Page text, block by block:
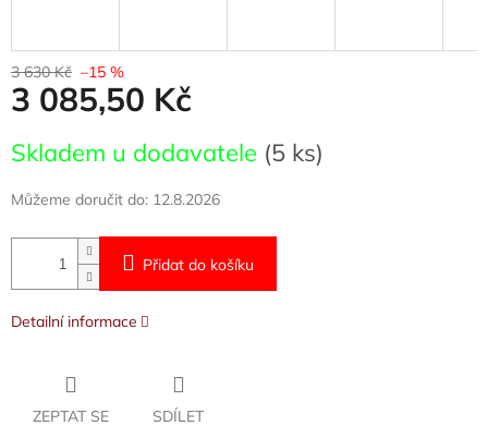
3 630 Kč –15 %
3 085,50 Kč
cena:
Skladem u dodavatele (5 ks)
Můžeme doručit do: 12.8.2026
Přidat do košíku
Detailní informace
ZEPTAT SE SDÍLET